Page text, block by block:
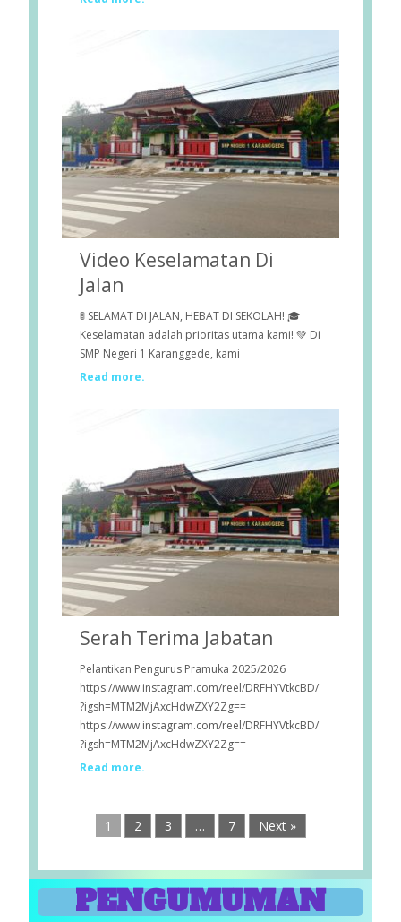
Video Keselamatan Di
Jalan
🚦 SELAMAT DI JALAN, HEBAT DI SEKOLAH! 🎓
Keselamatan adalah prioritas utama kami! 💚 Di
SMP Negeri 1 Karanggede, kami
Read more.
Serah Terima Jabatan
Pelantikan Pengurus Pramuka 2025/2026
https://www.instagram.com/reel/DRFHYVtkcBD/
?igsh=MTM2MjAxcHdwZXY2Zg==
https://www.instagram.com/reel/DRFHYVtkcBD/
?igsh=MTM2MjAxcHdwZXY2Zg==
Read more.
1 2 3 … 7 Next »
PENGUMUMAN